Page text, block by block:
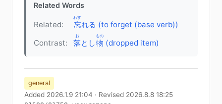
Related Words
Related: 忘
わす
れる (to forget (base verb))
Contrast:
落
お
とし物
もの
(dropped item)
general
Added 2026.1.9 21:04 · Revised 2026.8.8 18:25